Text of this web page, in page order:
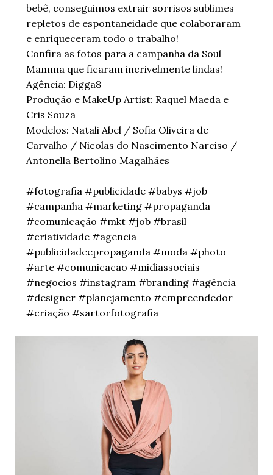
bebê, conseguimos extrair sorrisos sublimes
repletos de espontaneidade que colaboraram
e enriqueceram todo o trabalho!
Confira as fotos para a campanha da Soul
Mamma que ficaram incrivelmente lindas!
Agência: Digga8
Produção e MakeUp Artist: Raquel Maeda e
Cris Souza
Modelos: Natali Abel / Sofia Oliveira de
Carvalho / Nicolas do Nascimento Narciso /
Antonella Bertolino Magalhães
#fotografia #publicidade #babys #job
#campanha #marketing #propaganda
#comunicação #mkt #job #brasil
#criatividade #agencia
#publicidadeepropaganda #moda #photo
#arte #comunicacao #midiassociais
#negocios #instagram #branding #agência
#designer #planejamento #empreendedor
#criação #sartorfotografia